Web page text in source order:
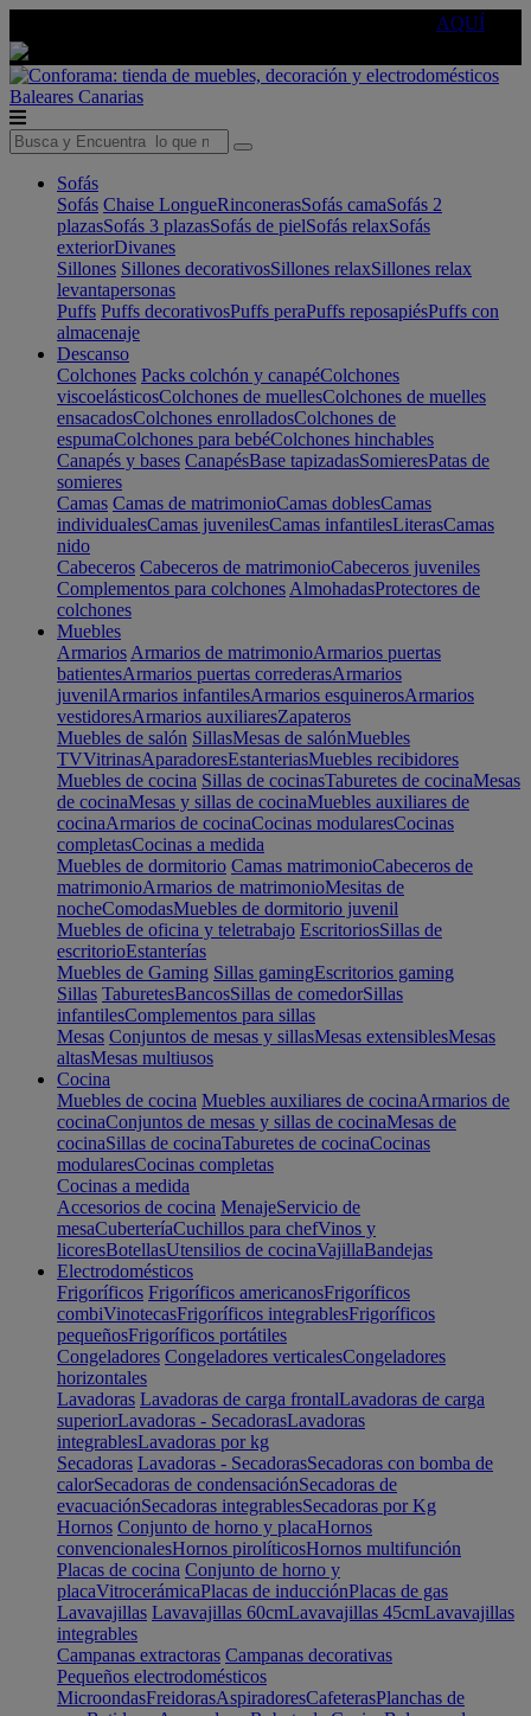
AQUÍ
Baleares Canarias
Sofás
Sofás Chaise LongueRinconerasSofás camaSofás 2
plazasSofás 3 plazasSofás de pielSofás relaxSofás
exteriorDivanes
Sillones Sillones decorativosSillones relaxSillones relax
levantapersonas
Puffs Puffs decorativosPuffs peraPuffs reposapiésPuffs con
almacenaje
Descanso
Colchones Packs colchón y canapéColchones
viscoelásticosColchones de muellesColchones de muelles
ensacadosColchones enrolladosColchones de
espumaColchones para bebéColchones hinchables
Canapés y bases CanapésBase tapizadasSomieresPatas de
somieres
Camas Camas de matrimonioCamas doblesCamas
individualesCamas juvenilesCamas infantilesLiterasCamas
nido
Cabeceros Cabeceros de matrimonioCabeceros juveniles
Complementos para colchones AlmohadasProtectores de
colchones
Muebles
Armarios Armarios de matrimonioArmarios puertas
batientesArmarios puertas correderasArmarios
juvenilArmarios infantilesArmarios esquinerosArmarios
vestidoresArmarios auxiliaresZapateros
Muebles de salón SillasMesas de salónMuebles
TVVitrinasAparadoresEstanteriasMuebles recibidores
Muebles de cocina Sillas de cocinasTaburetes de cocinaMesas
de cocinaMesas y sillas de cocinaMuebles auxiliares de
cocinaArmarios de cocinaCocinas modularesCocinas
completasCocinas a medida
Muebles de dormitorio Camas matrimonioCabeceros de
matrimonioArmarios de matrimonioMesitas de
nocheComodasMuebles de dormitorio juvenil
Muebles de oficina y teletrabajo EscritoriosSillas de
escritorioEstanterías
Muebles de Gaming Sillas gamingEscritorios gaming
Sillas TaburetesBancosSillas de comedorSillas
infantilesComplementos para sillas
Mesas Conjuntos de mesas y sillasMesas extensiblesMesas
altasMesas multiusos
Cocina
Muebles de cocina Muebles auxiliares de cocinaArmarios de
cocinaConjuntos de mesas y sillas de cocinaMesas de
cocinaSillas de cocinaTaburetes de cocinaCocinas
modularesCocinas completas
Cocinas a medida
Accesorios de cocina MenajeServicio de
mesaCuberteríaCuchillos para chefVinos y
licoresBotellasUtensilios de cocinaVajillaBandejas
Electrodomésticos
Frigoríficos Frigoríficos americanosFrigoríficos
combiVinotecasFrigoríficos integrablesFrigoríficos
pequeñosFrigoríficos portátiles
Congeladores Congeladores verticalesCongeladores
horizontales
Lavadoras Lavadoras de carga frontalLavadoras de carga
superiorLavadoras - SecadorasLavadoras
integrablesLavadoras por kg
Secadoras Lavadoras - SecadorasSecadoras con bomba de
calorSecadoras de condensaciónSecadoras de
evacuaciónSecadoras integrablesSecadoras por Kg
Hornos Conjunto de horno y placaHornos
convencionalesHornos pirolíticosHornos multifunción
Placas de cocina Conjunto de horno y
placaVitrocerámicaPlacas de inducciónPlacas de gas
Lavavajillas Lavavajillas 60cmLavavajillas 45cmLavavajillas
integrables
Campanas extractoras Campanas decorativas
Pequeños electrodomésticos
MicroondasFreidorasAspiradoresCafeterasPlanchas de